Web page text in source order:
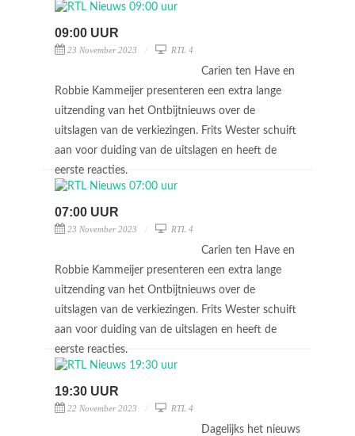
09:00 UUR
23 November 2023 RTL 4
Carien ten Have en
Robbie Kammeijer presenteren een extra lange
uitzending van het Ontbijtnieuws over de
uitslagen van de verkiezingen. Frits Wester schuift
aan voor duiding van de uitslagen en heeft de
eerste reacties.
07:00 UUR
23 November 2023 RTL 4
Carien ten Have en
Robbie Kammeijer presenteren een extra lange
uitzending van het Ontbijtnieuws over de
uitslagen van de verkiezingen. Frits Wester schuift
aan voor duiding van de uitslagen en heeft de
eerste reacties.
19:30 UUR
22 November 2023 RTL 4
Dagelijks het nieuws